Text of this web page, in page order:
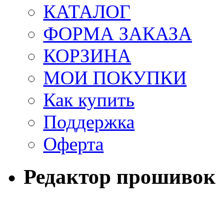
КАТАЛОГ
ФОРМА ЗАКАЗА
КОРЗИНА
МОИ ПОКУПКИ
Как купить
Поддержка
Оферта
Редактор прошивок